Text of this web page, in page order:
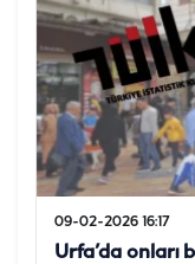
09-02-2026 16:17
Urfa’da onları